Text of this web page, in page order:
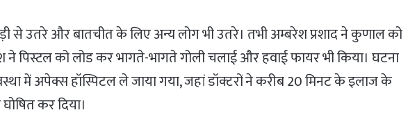
से उतरे और बातचीत के लिए अन्य लोग भी उतरे। तभी अम्बरेश प्रशाद ने कुणाल को
ने पिस्टल को लोड कर भागते-भागते गोली चलाई और हवाई फायर भी किया। घटना
में अपेक्स हॉस्पिटल ले जाया गया, जहां डॉक्टरों ने करीब 20 मिनट के इलाज के
कर दिया।